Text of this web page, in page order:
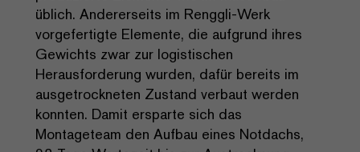
üblich. Andererseits im Renggli-Werk
vorgefertigte Elemente, die aufgrund ihres
Gewichts zwar zur logistischen
Herausforderung wurden, dafür bereits im
ausgetrockneten Zustand verbaut werden
konnten. Damit ersparte sich das
Montageteam den Aufbau eines Notdachs,